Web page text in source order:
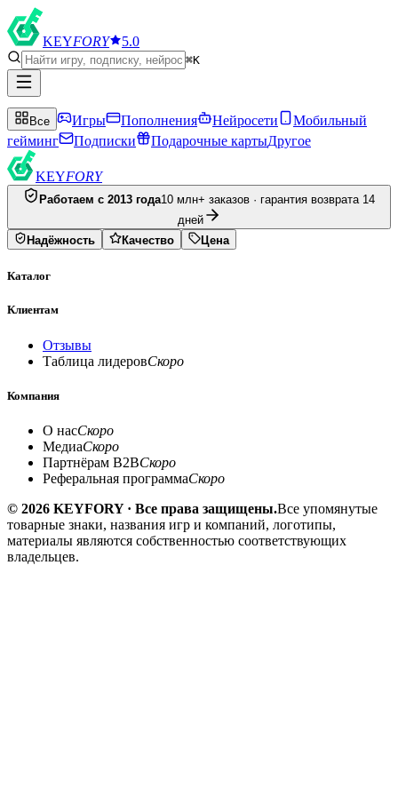
KEYFORY 5.0
⌘K
Все Игры Пополнения Нейросети
Мобильный
гейминг
Подписки Подарочные картыДругое
KEYFORY
Работаем с 2013 года10 млн+ заказов · гарантия возврата 14
дней
Надёжность
Качество Цена
Каталог
Клиентам
Отзывы
Таблица лидеровСкоро
Компания
О насСкоро
МедиаСкоро
Партнёрам B2BСкоро
Реферальная программаСкоро
© 2026 KEYFORY · Все права защищены.Все упомянутые
товарные знаки, названия игр и компаний, логотипы,
материалы являются собственностью соответствующих
владельцев.